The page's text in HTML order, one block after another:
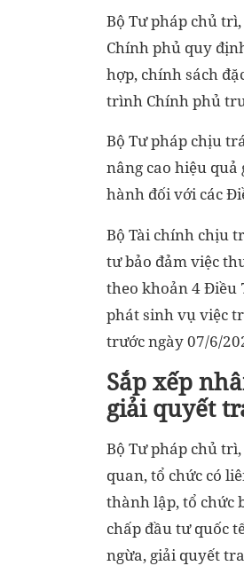
Bộ Tư pháp chủ
Chính phủ quy
hợp, chính sách
trình Chính phủ
Bộ Tư pháp chịu
nâng cao hiệu
hành đối với các
Bộ Tài chính chịu
tư bảo đảm việc
theo khoản 4 Điều
phát sinh vụ việc
trước ngày 07/6/
Sắp xếp
giải quyết
Bộ Tư pháp chủ
quan, tổ chức có
thành lập, tổ chức
chấp đầu tư quốc
ngừa, giải quyết